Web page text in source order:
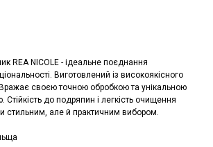
REA NICOLE - ідеальне поєднання
Виготовлений із високоякісного
своєю точною обробкою та унікальною
до подряпин і легкість очищення
стильним, але й практичним вибором.